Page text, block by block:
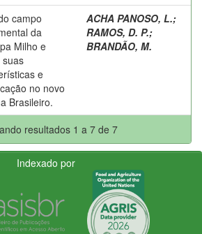
campo
da
Milho e
suas
e
no novo
Brasileiro.
ACHA PANOSO, L.;
RAMOS, D. P.;
BRANDÃO, M.
resultados 1 a 7 de 7
Indexado por